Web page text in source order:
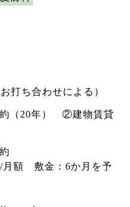
打ち合わせによる）
（20年） ②建物賃貸
月額 敷金：6か月を予